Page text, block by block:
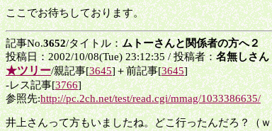
ここでお待ちしております。
記事No.3652/タイトル：ムトーさんと関係者の方へ２
投稿日：2002/10/08(Tue) 23:12:35 / 投稿者：名無しさん
★ツリー/親記事[3645]＋前記事[3645]
-レス記事[3766]
参照先:http://pc.2ch.net/test/read.cgi/mmag/1033386635/
井上さんって方もいましたね。どこ行ったんだろ？（ｗ